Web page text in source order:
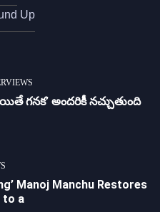
Up
గ‌న‌క‌’ అందరికీ నచ్చుతుంది
Manoj Manchu Restores
to a